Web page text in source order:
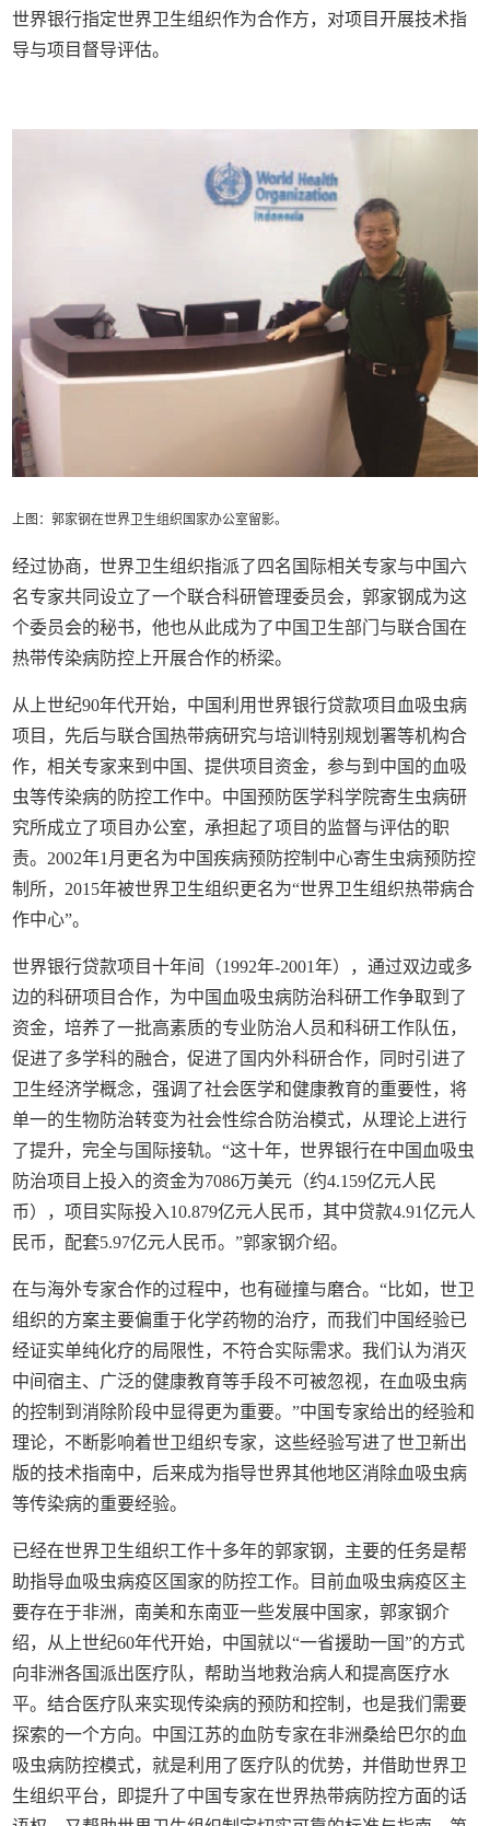
世界银行指定世界卫生组织作为合作方，对项目开展技术指
导与项目督导评估。
上图：郭家钢在世界卫生组织国家办公室留影。
经过协商，世界卫生组织指派了四名国际相关专家与中国六
名专家共同设立了一个联合科研管理委员会，郭家钢成为这
个委员会的秘书，他也从此成为了中国卫生部门与联合国在
热带传染病防控上开展合作的桥梁。
从上世纪90年代开始，中国利用世界银行贷款项目血吸虫病
项目，先后与联合国热带病研究与培训特别规划署等机构合
作，相关专家来到中国、提供项目资金，参与到中国的血吸
虫等传染病的防控工作中。中国预防医学科学院寄生虫病研
究所成立了项目办公室，承担起了项目的监督与评估的职
责。2002年1月更名为中国疾病预防控制中心寄生虫病预防控
制所，2015年被世界卫生组织更名为“世界卫生组织热带病合
作中心”。
世界银行贷款项目十年间（1992年-2001年），通过双边或多
边的科研项目合作，为中国血吸虫病防治科研工作争取到了
资金，培养了一批高素质的专业防治人员和科研工作队伍，
促进了多学科的融合，促进了国内外科研合作，同时引进了
卫生经济学概念，强调了社会医学和健康教育的重要性，将
单一的生物防治转变为社会性综合防治模式，从理论上进行
了提升，完全与国际接轨。“这十年，世界银行在中国血吸虫
防治项目上投入的资金为7086万美元（约4.159亿元人民
币），项目实际投入10.879亿元人民币，其中贷款4.91亿元人
民币，配套5.97亿元人民币。”郭家钢介绍。
在与海外专家合作的过程中，也有碰撞与磨合。“比如，世卫
组织的方案主要偏重于化学药物的治疗，而我们中国经验已
经证实单纯化疗的局限性，不符合实际需求。我们认为消灭
中间宿主、广泛的健康教育等手段不可被忽视，在血吸虫病
的控制到消除阶段中显得更为重要。”中国专家给出的经验和
理论，不断影响着世卫组织专家，这些经验写进了世卫新出
版的技术指南中，后来成为指导世界其他地区消除血吸虫病
等传染病的重要经验。
已经在世界卫生组织工作十多年的郭家钢，主要的任务是帮
助指导血吸虫病疫区国家的防控工作。目前血吸虫病疫区主
要存在于非洲，南美和东南亚一些发展中国家，郭家钢介
绍，从上世纪60年代开始，中国就以“一省援助一国”的方式
向非洲各国派出医疗队，帮助当地救治病人和提高医疗水
平。结合医疗队来实现传染病的预防和控制，也是我们需要
探索的一个方向。中国江苏的血防专家在非洲桑给巴尔的血
吸虫病防控模式，就是利用了医疗队的优势，并借助世界卫
生组织平台，即提升了中国专家在世界热带病防控方面的话